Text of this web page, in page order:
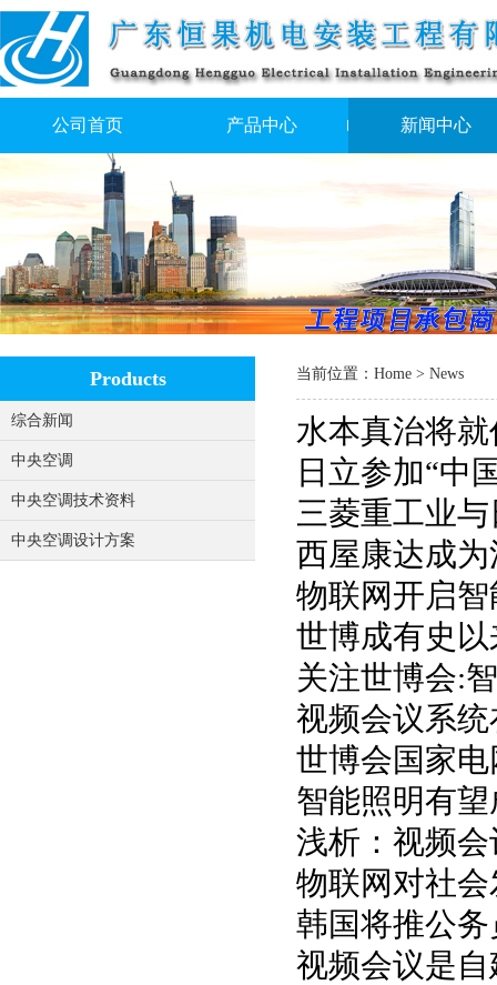
公司首页 产品中心 新闻中心
Products
综合新闻
中央空调
中央空调技术资料
中央空调设计方案
当前位置： Home > News
水本真治将
日立参加“中
三菱重工业
西屋康达成
物联网开启
世博成有史
关注世博会:
视频会议系
世博会国家
智能照明有
浅析：视频
物联网对社
韩国将推公
视频会议是